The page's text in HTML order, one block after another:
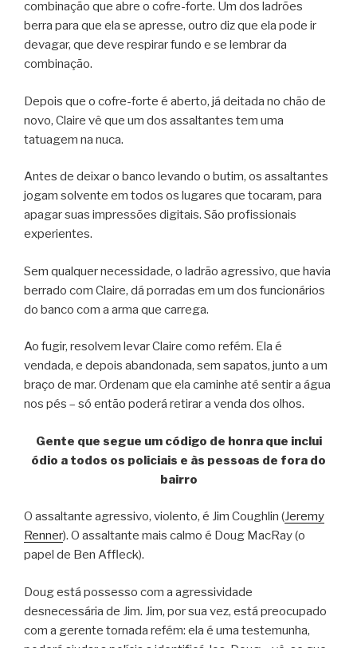
combinação que abre o cofre-forte. Um dos ladrões
berra para que ela se apresse, outro diz que ela pode ir
devagar, que deve respirar fundo e se lembrar da
combinação.
Depois que o cofre-forte é aberto, já deitada no chão de
novo, Claire vê que um dos assaltantes tem uma
tatuagem na nuca.
Antes de deixar o banco levando o butim, os assaltantes
jogam solvente em todos os lugares que tocaram, para
apagar suas impressões digitais. São profissionais
experientes.
Sem qualquer necessidade, o ladrão agressivo, que havia
berrado com Claire, dá porradas em um dos funcionários
do banco com a arma que carrega.
Ao fugir, resolvem levar Claire como refém. Ela é
vendada, e depois abandonada, sem sapatos, junto a um
braço de mar. Ordenam que ela caminhe até sentir a água
nos pés – só então poderá retirar a venda dos olhos.
Gente que segue um código de honra que inclui
ódio a todos os policiais e às pessoas de fora do
bairro
O assaltante agressivo, violento, é Jim Coughlin (Jeremy
Renner). O assaltante mais calmo é Doug MacRay (o
papel de Ben Affleck).
Doug está possesso com a agressividade
desnecessária de Jim. Jim, por sua vez, está preocupado
com a gerente tornada refém: ela é uma testemunha,